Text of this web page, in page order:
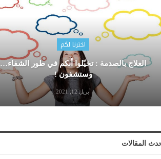
اخترنا لكم
العلاج بالصدمة : تخيّلوا أنكم في طور الشفاء…
وستشفون !
أبريل 12, 2021
المقالات